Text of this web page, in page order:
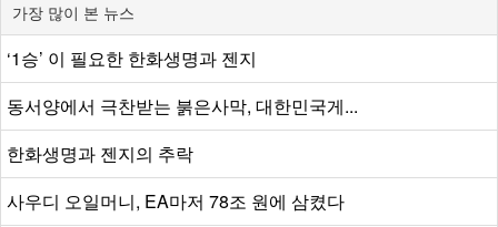
가장 많이 본 뉴스
‘1승’ 이 필요한 한화생명과 젠지
동서양에서 극찬받는 붉은사막, 대한민국게...
한화생명과 젠지의 추락
사우디 오일머니, EA마저 78조 원에 삼켰다